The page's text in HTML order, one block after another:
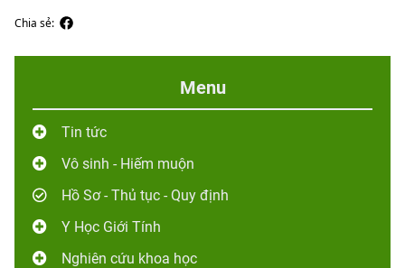
Chia sẻ:
Menu
Tin tức
Vô sinh - Hiếm muộn
Hồ Sơ - Thủ tục - Quy định
Y Học Giới Tính
Nghiên cứu khoa học